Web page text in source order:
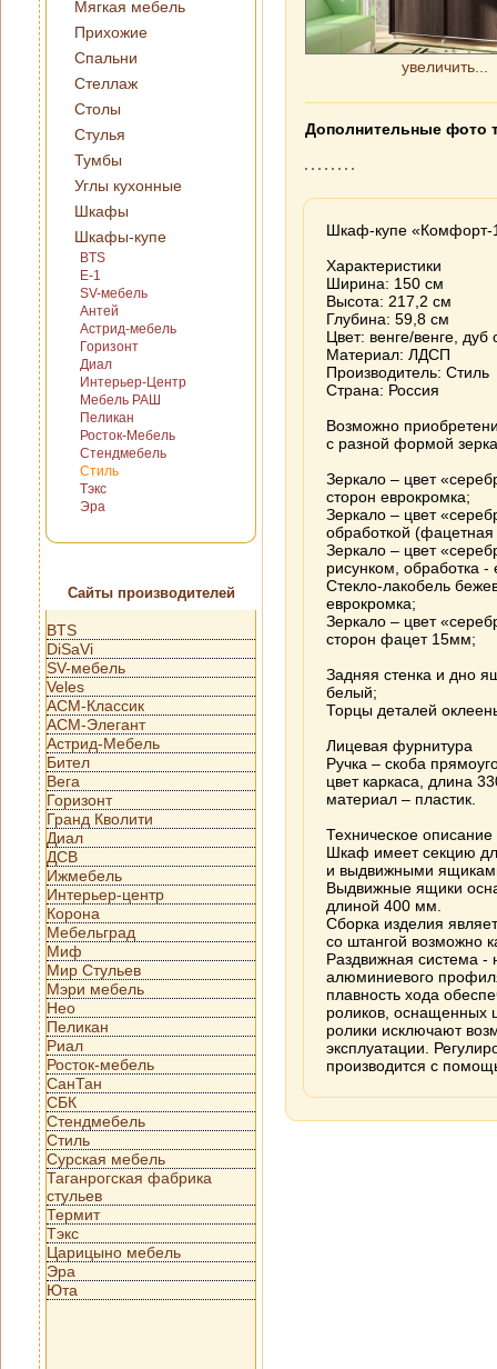
Мягкая мебель
Прихожие
Спальни
Стеллаж
Столы
Стулья
Тумбы
Углы кухонные
Шкафы
Шкафы-купе
BTS
E-1
SV-мебель
Антей
Астрид-мебель
Горизонт
Диал
Интерьер-Центр
Мебель РАШ
Пеликан
Росток-Мебель
Стендмебель
Стиль
Тэкс
Эра
Сайты производителей
BTS
DiSaVi
SV-мебель
Veles
АСМ-Классик
АСМ-Элегант
Астрид-Мебель
Бител
Вега
Горизонт
Гранд Кволити
Диал
ДСВ
Ижмебель
Интерьер-центр
Корона
Мебельград
Миф
Мир Стульев
Мэри мебель
Нео
Пеликан
Риал
Росток-мебель
СанТан
СБК
Стендмебель
Стиль
Сурская мебель
Таганрогская фабрика
стульев
Термит
Тэкс
Царицыно мебель
Эра
Юта
увеличить...
Дополнительные фото
Шкаф-купе
Характеристики
Ширина: 150 см
Высота: 217,2 см
Глубина: 59,8 см
Цвет: венге/венге,
Материал: ЛДСП
Производитель: Стиль
Страна: Россия
Возможно
с разной формой
Зеркало – цвет
сторон еврокромка;
Зеркало – цвет
обработкой
Зеркало – цвет
рисунком, обработка -
Стекло-лакобель
еврокромка;
Зеркало – цвет
сторон фацет 15мм;
Задняя стенка и дно
белый;
Торцы деталей
Лицевая фурнитура
Ручка – скоба
цвет каркаса, длина
материал – пластик.
Техническое
Шкаф имеет секцию
и выдвижными
Выдвижные ящики
длиной 400 мм.
Сборка изделия
со штангой возможно
Раздвижная система -
алюминиевого
плавность хода
роликов, оснащенных
ролики исключают
эксплуатации.
производится с